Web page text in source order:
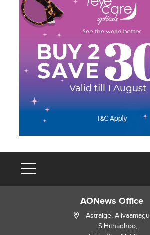
AONews Office
Astralge, Alivaamagu
S.Hithadhoo,